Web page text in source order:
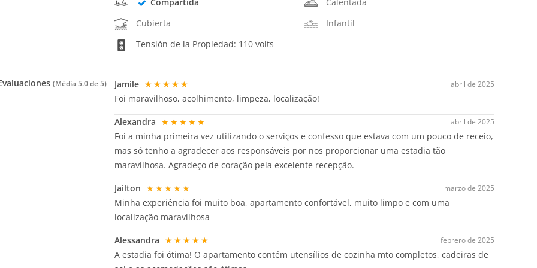
Cubierta
Infantil
Tensión de la Propiedad: 110 volts
(Média 5.0 de 5) abril de 2025
Jamile ★★★★★
Foi maravilhoso, acolhimento, limpeza, localização!
abril de 2025
Alexandra ★★★★★
Foi a minha primeira vez utilizando o serviços e confesso que estava com um pouco de receio,
mas só tenho a agradecer aos responsáveis por nos proporcionar uma estadia tão
maravilhosa. Agradeço de coração pela excelente recepção.
marzo de 2025
Jailton ★★★★★
Minha experiência foi muito boa, apartamento confortável, muito limpo e com uma
localização maravilhosa
febrero de 2025
Alessandra ★★★★★
A estadia foi ótima! O apartamento contém utensílios de cozinha mto completos, cadeiras de